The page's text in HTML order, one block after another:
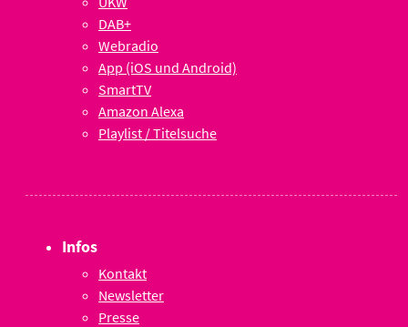
DAB+
Webradio
App (iOS und Android)
SmartTV
Amazon Alexa
Playlist / Titelsuche
Infos
Kontakt
Newsletter
Presse